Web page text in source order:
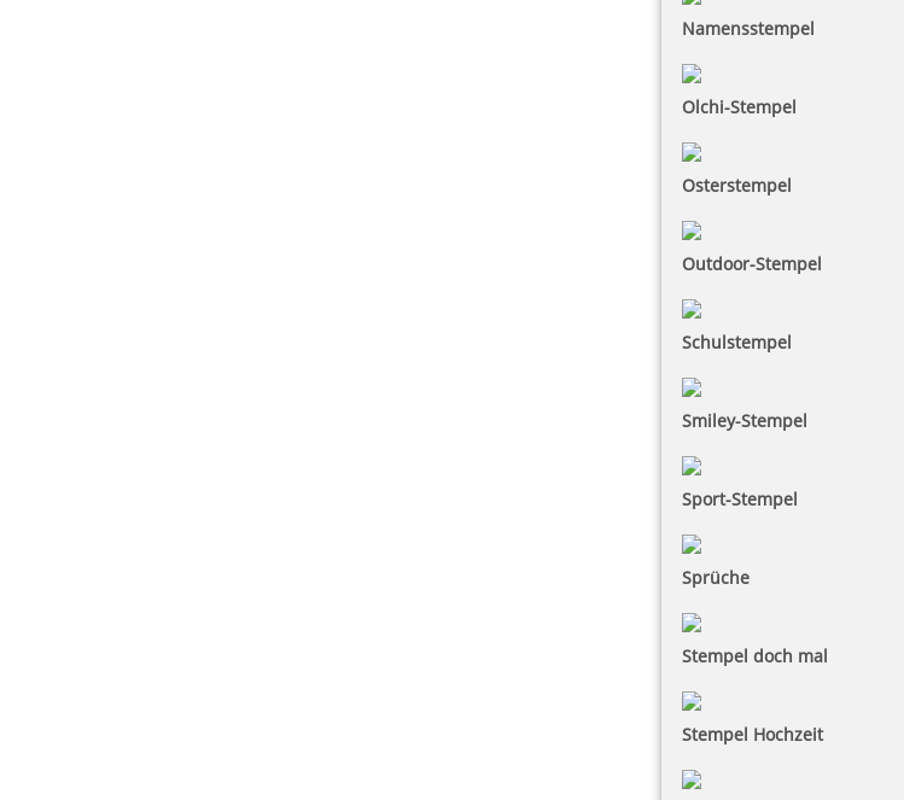
Namensstempel
Olchi-Stempel
Osterstempel
Outdoor-Stempel
Schulstempel
Smiley-Stempel
Sport-Stempel
Sprüche
Stempel doch mal
Stempel Hochzeit